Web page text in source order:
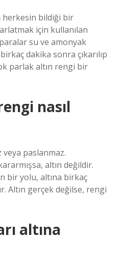
herkesin bildiği bir
için kullanılan
su ve amonyak
dakika sonra çıkarılıp
parlak altın rengi bir
nasıl
paslanmaz.
altın değildir.
bir yolu, altına birkaç
Altın gerçek değilse, rengi
altına